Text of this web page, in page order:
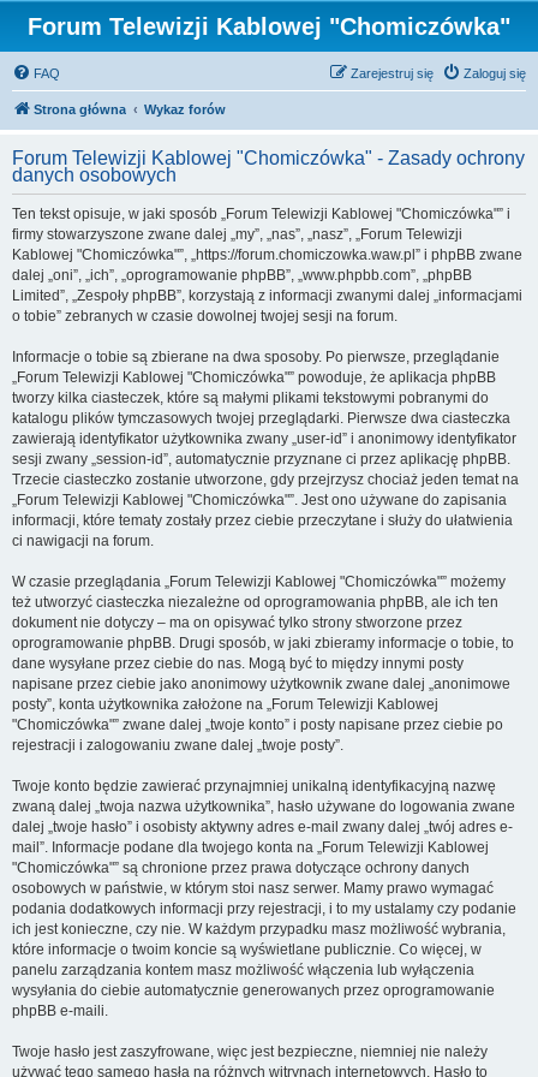
Forum Telewizji Kablowej "Chomiczówka"
FAQ Zaloguj się
Zarejestruj się
Strona główna Wykaz forów
Forum Telewizji Kablowej "Chomiczówka" - Zasady ochrony
danych osobowych
Ten tekst opisuje, w jaki sposób „Forum Telewizji Kablowej "Chomiczówka"” i
firmy stowarzyszone zwane dalej „my”, „nas”, „nasz”, „Forum Telewizji
Kablowej "Chomiczówka"”, „https://forum.chomiczowka.waw.pl” i phpBB zwane
dalej „oni”, „ich”, „oprogramowanie phpBB”, „www.phpbb.com”, „phpBB
Limited”, „Zespoły phpBB”, korzystają z informacji zwanymi dalej „informacjami
o tobie” zebranych w czasie dowolnej twojej sesji na forum.
Informacje o tobie są zbierane na dwa sposoby. Po pierwsze, przeglądanie
„Forum Telewizji Kablowej "Chomiczówka"” powoduje, że aplikacja phpBB
tworzy kilka ciasteczek, które są małymi plikami tekstowymi pobranymi do
katalogu plików tymczasowych twojej przeglądarki. Pierwsze dwa ciasteczka
zawierają identyfikator użytkownika zwany „user-id” i anonimowy identyfikator
sesji zwany „session-id”, automatycznie przyznane ci przez aplikację phpBB.
Trzecie ciasteczko zostanie utworzone, gdy przejrzysz chociaż jeden temat na
„Forum Telewizji Kablowej "Chomiczówka"”. Jest ono używane do zapisania
informacji, które tematy zostały przez ciebie przeczytane i służy do ułatwienia
ci nawigacji na forum.
W czasie przeglądania „Forum Telewizji Kablowej "Chomiczówka"” możemy
też utworzyć ciasteczka niezależne od oprogramowania phpBB, ale ich ten
dokument nie dotyczy – ma on opisywać tylko strony stworzone przez
oprogramowanie phpBB. Drugi sposób, w jaki zbieramy informacje o tobie, to
dane wysyłane przez ciebie do nas. Mogą być to między innymi posty
napisane przez ciebie jako anonimowy użytkownik zwane dalej „anonimowe
posty”, konta użytkownika założone na „Forum Telewizji Kablowej
"Chomiczówka"” zwane dalej „twoje konto” i posty napisane przez ciebie po
rejestracji i zalogowaniu zwane dalej „twoje posty”.
Twoje konto będzie zawierać przynajmniej unikalną identyfikacyjną nazwę
zwaną dalej „twoja nazwa użytkownika”, hasło używane do logowania zwane
dalej „twoje hasło” i osobisty aktywny adres e-mail zwany dalej „twój adres e-
mail”. Informacje podane dla twojego konta na „Forum Telewizji Kablowej
"Chomiczówka"” są chronione przez prawa dotyczące ochrony danych
osobowych w państwie, w którym stoi nasz serwer. Mamy prawo wymagać
podania dodatkowych informacji przy rejestracji, i to my ustalamy czy podanie
ich jest konieczne, czy nie. W każdym przypadku masz możliwość wybrania,
które informacje o twoim koncie są wyświetlane publicznie. Co więcej, w
panelu zarządzania kontem masz możliwość włączenia lub wyłączenia
wysyłania do ciebie automatycznie generowanych przez oprogramowanie
phpBB e-maili.
Twoje hasło jest zaszyfrowane, więc jest bezpieczne, niemniej nie należy
używać tego samego hasła na różnych witrynach internetowych. Hasło to